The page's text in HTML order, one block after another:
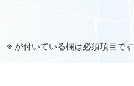
※ が付いている欄は必須項目です